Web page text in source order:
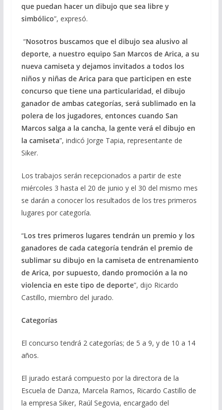
que puedan hacer un dibujo que sea libre y
simbólico”, expresó.
“Nosotros buscamos que el dibujo sea alusivo al
deporte, a nuestro equipo San Marcos de Arica, a su
nueva camiseta y dejamos invitados a todos los
niños y niñas de Arica para que participen en este
concurso que tiene una particularidad, el dibujo
ganador de ambas categorías, será sublimado en la
polera de los jugadores, entonces cuando San
Marcos salga a la cancha, la gente verá el dibujo en
la camiseta”, indicó Jorge Tapia, representante de
Siker.
Los trabajos serán recepcionados a partir de este
miércoles 3 hasta el 20 de junio y el 30 del mismo mes
se darán a conocer los resultados de los tres primeros
lugares por categoría.
“Los tres primeros lugares tendrán un premio y los
ganadores de cada categoría tendrán el premio de
sublimar su dibujo en la camiseta de entrenamiento
de Arica, por supuesto, dando promoción a la no
violencia en este tipo de deporte”, dijo Ricardo
Castillo, miembro del jurado.
Categorías
El concurso tendrá 2 categorías; de 5 a 9, y de 10 a 14
años.
El jurado estará compuesto por la directora de la
Escuela de Danza, Marcela Ramos, Ricardo Castillo de
la empresa Siker, Raúl Segovia, encargado del